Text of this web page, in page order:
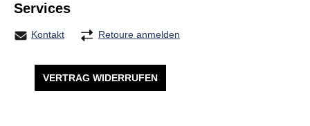
Services
Kontakt Retoure anmelden
VERTRAG WIDERRUFEN